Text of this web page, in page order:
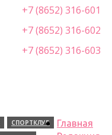
+7 (8652) 316-601
+7 (8652) 316-602
+7 (8652) 316-603
СПОРТКЛУБ
Главная